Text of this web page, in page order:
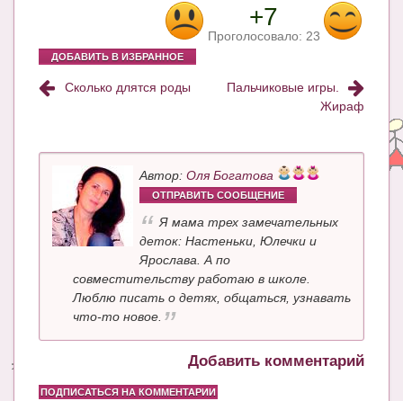
+7
Проголосовало: 23
ДОБАВИТЬ В ИЗБРАННОЕ
Сколько длятся роды
Пальчиковые игры.
Жираф
Автор: Оля Богатова
ОТПРАВИТЬ СООБЩЕНИЕ
Я мама трех замечательных
деток: Настеньки, Юлечки и
Ярослава. А по
совместительству работаю в школе.
Люблю писать о детях, общаться, узнавать
что-то новое.
Добавить комментарий
ПОДПИСАТЬСЯ НА КОММЕНТАРИИ